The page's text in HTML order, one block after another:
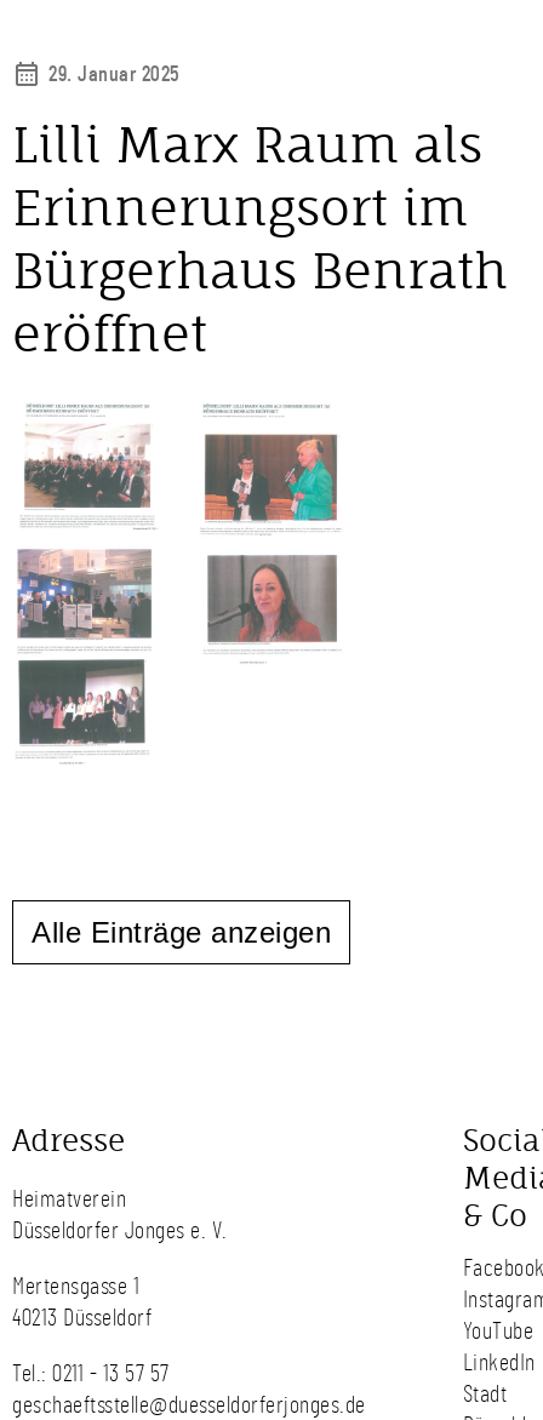
29. Januar 2025
Lilli Marx Raum als
Erinnerungsort im
Bürgerhaus Benrath
eröffnet
Alle Einträge anzeigen
Adresse
Heimatverein
Düsseldorfer Jonges e. V.
Mertensgasse 1
40213 Düsseldorf
Tel.: 0211 - 13 57 57
geschaeftsstelle@duesseldorferjonges.de
& Co
YouTube
LinkedIn
Stadt